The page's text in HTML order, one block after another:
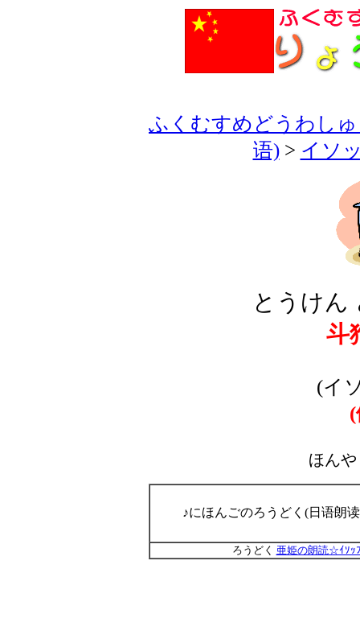
ふくむすめどうわし
语)> イソ
とうけん
斗
(イ
ほん
♪にほんごのろうどく(日语朗
ろうどく 亜姫の朗読☆ｲｿｯ